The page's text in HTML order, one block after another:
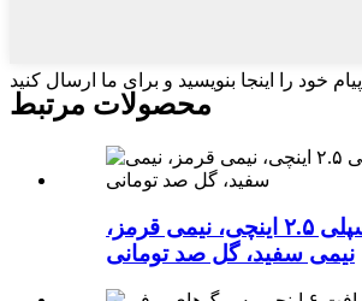
پیام خود را اینجا بنویسید و برای ما ارسال کنید
محصولات مرتبط
پوسته‌ی دیسپلی ۲.۵ اینچی، نیمی قرمز،
نیمی سفید، گل صد تومانی